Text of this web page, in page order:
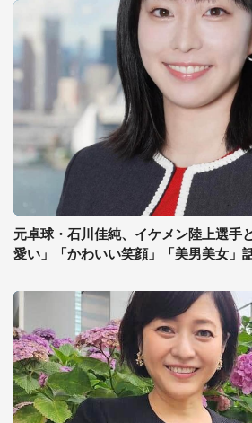
元卓球・石川佳純、イケメン陸上選手
愛い」「かわいい笑顔」「美男美女」